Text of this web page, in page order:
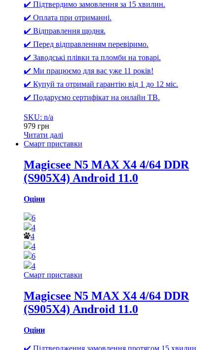
✔️ Підтвердимо замовлення за 15 хвилин.
✔️ Оплата при отриманні.
✔️ Відправлення щодня.
✔️ Перед відправленням перевіримо.
✔️ Заводські плівки та пломби на товарі.
✔️ Ми працюємо для вас уже 11 років!
✔️ Купуй та отримай гарантію від 1 до 12 міс.
✔️ Подаруємо сертифікат на онлайн ТВ.
SKU: n/a
979 грн
Читати далі
Смарт приставки
Magicsee N5 MAX X4 4/64 DDR
(S905X4) Android 11.0
Оціни
6
4
4
4
6
4
Смарт приставки
Magicsee N5 MAX X4 4/64 DDR
(S905X4) Android 11.0
Оціни
✔️ Підтвердження замовлення протягом 15 хвилин.